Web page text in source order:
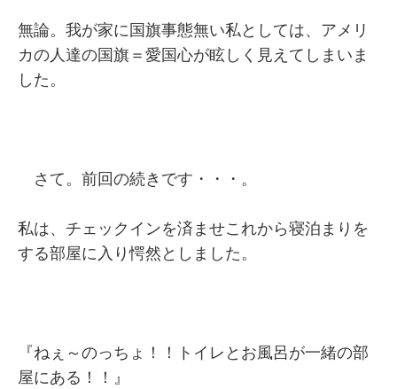
無論。我が家に国旗事態無い私としては、アメリ
カの人達の国旗＝愛国心が眩しく見えてしまいま
した。
さて。前回の続きです・・・。
私は、チェックインを済ませこれから寝泊まりを
する部屋に入り愕然としました。
『ねぇ～のっちょ！！トイレとお風呂が一緒の部
屋にある！！』